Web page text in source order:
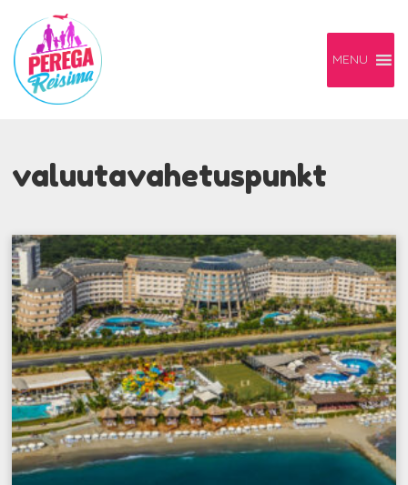
MENU
valuutavahetuspunkt